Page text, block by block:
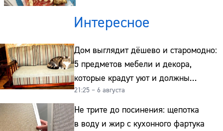
Интересное
Дом выглядит дёшево и старомодно:
5 предметов мебели и декора,
которые крадут уют и должны
отправиться на свалку прямо сейчас
21:25 – 6 августа
Не трите до посинения: щепотка
в воду и жир с кухонного фартука